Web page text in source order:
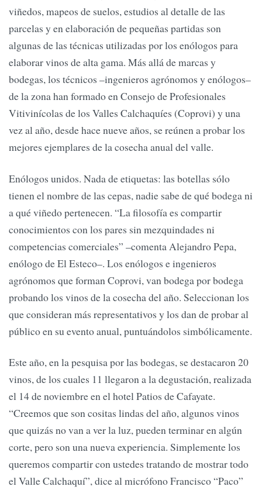
viñedos, mapeos de suelos, estudios al detalle de las
parcelas y en elaboración de pequeñas partidas son
algunas de las técnicas utilizadas por los enólogos para
elaborar vinos de alta gama. Más allá de marcas y
bodegas, los técnicos –ingenieros agrónomos y enólogos–
de la zona han formado en Consejo de Profesionales
Vitivinícolas de los Valles Calchaquíes (Coprovi) y una
vez al año, desde hace nueve años, se reúnen a probar los
mejores ejemplares de la cosecha anual del valle.
Enólogos unidos. Nada de etiquetas: las botellas sólo
tienen el nombre de las cepas, nadie sabe de qué bodega ni
a qué viñedo pertenecen. “La filosofía es compartir
conocimientos con los pares sin mezquindades ni
competencias comerciales” –comenta Alejandro Pepa,
enólogo de El Esteco–. Los enólogos e ingenieros
agrónomos que forman Coprovi, van bodega por bodega
probando los vinos de la cosecha del año. Seleccionan los
que consideran más representativos y los dan de probar al
público en su evento anual, puntuándolos simbólicamente.
Este año, en la pesquisa por las bodegas, se destacaron 20
vinos, de los cuales 11 llegaron a la degustación, realizada
el 14 de noviembre en el hotel Patios de Cafayate.
“Creemos que son cositas lindas del año, algunos vinos
que quizás no van a ver la luz, pueden terminar en algún
corte, pero son una nueva experiencia. Simplemente los
queremos compartir con ustedes tratando de mostrar todo
el Valle Calchaquí”, dice al micrófono Francisco “Paco”